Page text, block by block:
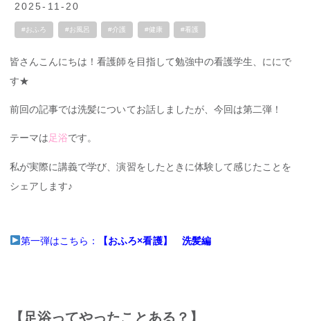
2025-11-20
#おふろ #お風呂 #介護 #健康 #看護
皆さんこんにちは！看護師を目指して勉強中の看護学生、ににで
す★
前回の記事では洗髪についてお話しましたが、今回は第二弾！
テーマは足浴です。
私が実際に講義で学び、演習をしたときに体験して感じたことを
シェアします♪
第一弾はこちら： 【おふろ×看護】 洗髪編
【足浴ってやったことある？】